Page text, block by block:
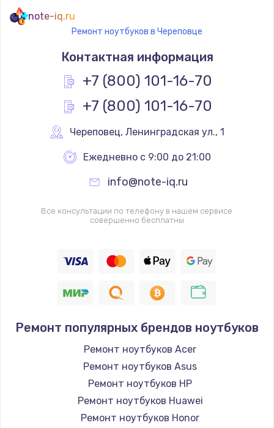
note-iq.ru
Ремонт ноутбуков в Череповце
Контактная информация
+7 (800) 101-16-70
+7 (800) 101-16-70
Череповец, Ленинградская ул., 1
Ежедневно с 9:00 до 21:00
info@note-iq.ru
Все консультации по телефону в нашем сервисе
совершенно бесплатны
Ремонт популярных брендов ноутбуков
Ремонт ноутбуков Acer
Ремонт ноутбуков Asus
Ремонт ноутбуков HP
Ремонт ноутбуков Huawei
Ремонт ноутбуков Honor